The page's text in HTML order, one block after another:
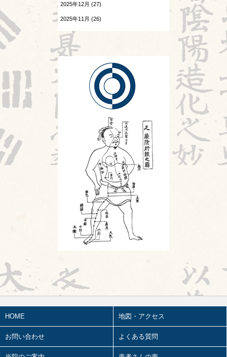
痺証
相撲と東洋医学
神
鍼灸教育について
2026.07.22
頭が痛い②
2026.07.21
胎漏(たいろう)とは②
Hospitalistとは①
2026.07.15
頭が痛い①
2026.07.14
胎漏(たいろう)とは①
2026.07.13
鍼治療の臨床試験における標準化と柔
軟性を両立させるマニュアル⑬
婦人科㊶
2026.07.10
2026前期試験
陰陽学説⑥
2025年12月 (27)
2025年11月 (26)
2025年10月 (26)
2025年9月 (25)
HOME 地図・アクセス
お問い合わせ よくある質問